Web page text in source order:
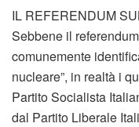
IL REFERENDUM
Sebbene il
comunemente
nucleare”, in realtà i
Partito Socialista
dal Partito Liberale